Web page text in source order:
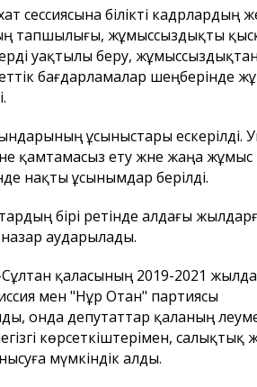
сессиясына білікті кадрлардың
тапшылығы, жұмыссыздықты
уақтылы беру, жұмыссыздықтан
бағдарламалар шеңберінде
ұсыныстары ескерілді.
қамтамасыз ету және жаңа жұмыс
нақты ұсынымдар берілді.
бірі ретінде алдағы
назар аударылады.
қаласының 2019-2021
мен "Нұр Отан" партиясы
онда депутаттар қаланың
көрсеткіштерімен, салықтық
мүмкіндік алды.